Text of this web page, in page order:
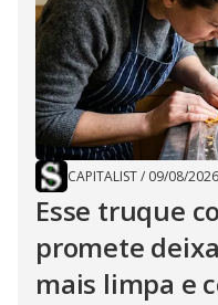
CAPITALIST/ 09/08/2026
Esse truque
promete
mais limpa e